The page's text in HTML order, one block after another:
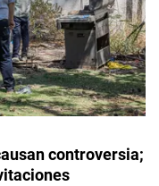
controversia;